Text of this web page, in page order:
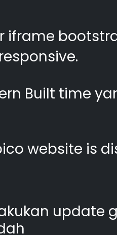
iframe
Built time
website is
update